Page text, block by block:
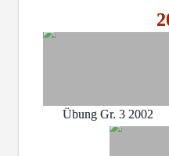
Übung Gr. 3 2002